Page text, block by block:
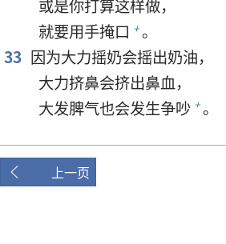
或是你打算这样做，
就要用手掩口 + 。
33 因为大力摇奶会摇出奶油，
大力挤鼻会挤出鼻血，
大发脾气也会发生争吵 + 。
上一页